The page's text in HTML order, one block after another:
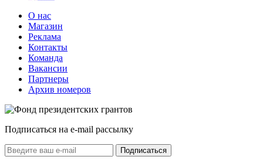
О нас
Магазин
Реклама
Контакты
Команда
Вакансии
Партнеры
Архив номеров
Подписаться на e-mail рассылку
Подписаться